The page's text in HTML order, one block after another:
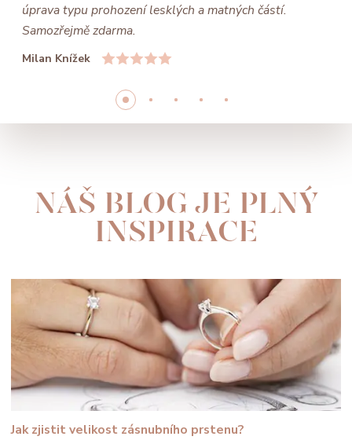
úprava typu prohození lesklých a matných částí.
Samozřejmě zdarma.
Milan Knížek
NÁŠ BLOG JE PLNÝ
INSPIRACE
Jak zjistit velikost zásnubního prstenu?